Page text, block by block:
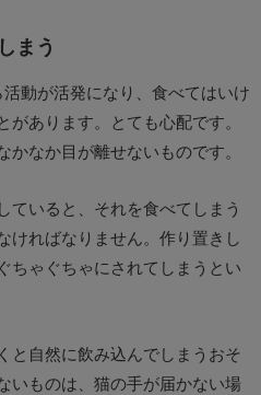
まう
動が活発になり、食べてはいけ
あります。とても心配です。
なか目が離せないものです。
ていると、それを食べてしまう
ければなりません。作り置きし
ちゃぐちゃにされてしまうとい
と自然に飲み込んでしまうおそ
いものは、猫の手が届かない場